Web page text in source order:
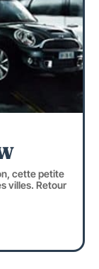
cette petite
villes. Retour